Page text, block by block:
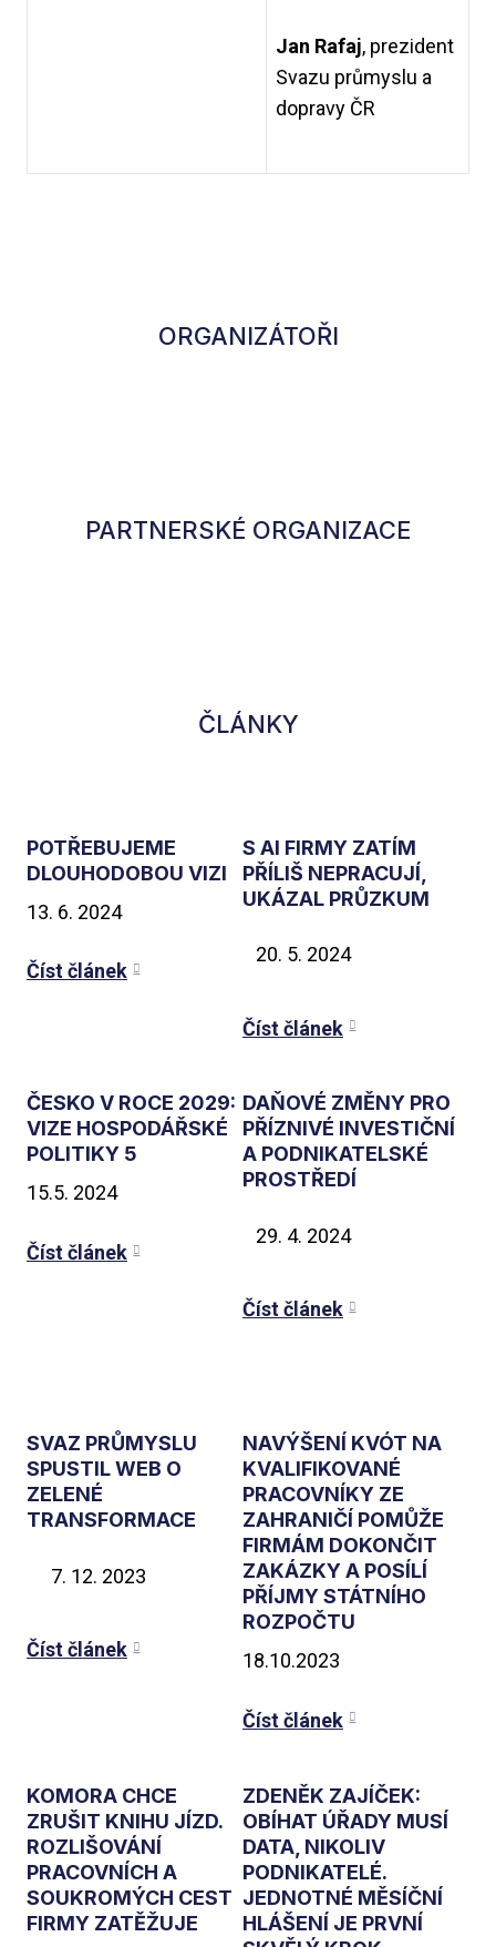
Jan Rafaj, prezident
Svazu průmyslu a
dopravy ČR
ORGANIZÁTOŘI
PARTNERSKÉ ORGANIZACE
ČLÁNKY
POTŘEBUJEME
DLOUHODOBOU VIZI
13. 6. 2024
Číst článek
S AI FIRMY ZATÍM
PŘÍLIŠ NEPRACUJÍ,
UKÁZAL PRŮZKUM
5. 2024
Číst článek
ČESKO V ROCE 2029:
VIZE HOSPODÁŘSKÉ
POLITIKY 5
15.5. 2024
Číst článek
DAŇOVÉ ZMĚNY PRO
PŘÍZNIVÉ INVESTIČNÍ
A PODNIKATELSKÉ
PROSTŘEDÍ
4. 2024
Číst článek
SVAZ PRŮMYSLU
SPUSTIL WEB O
ZELENÉ
TRANSFORMACE
12. 2023
Číst článek
NAVÝŠENÍ KVÓT NA
KVALIFIKOVANÉ
PRACOVNÍKY ZE
ZAHRANIČÍ POMŮŽE
FIRMÁM DOKONČIT
ZAKÁZKY A POSÍLÍ
PŘÍJMY STÁTNÍHO
ROZPOČTU
18.10.2023
Číst článek
KOMORA CHCE
ZRUŠIT KNIHU JÍZD.
ROZLIŠOVÁNÍ
PRACOVNÍCH A
SOUKROMÝCH CEST
FIRMY ZATĚŽUJE
ZDENĚK ZAJÍČEK:
OBÍHAT ÚŘADY MUSÍ
DATA, NIKOLIV
PODNIKATELÉ.
JEDNOTNÉ MĚSÍČNÍ
HLÁŠENÍ JE PRVNÍ